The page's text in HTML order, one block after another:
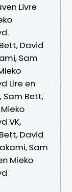
Livre
David
Sam
Lire en
Sam Bett,
VK,
David
Sam
Mieko